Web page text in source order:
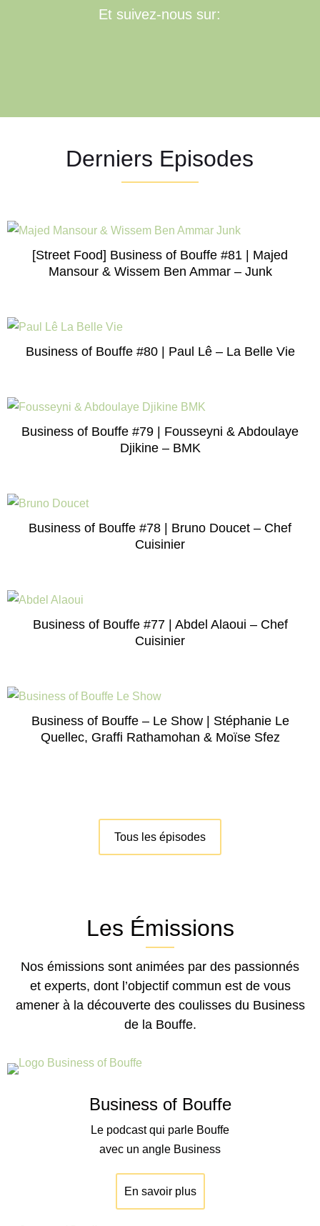
Et suivez-nous sur:
Derniers Episodes
[Street Food] Business of Bouffe #81 | Majed
Mansour & Wissem Ben Ammar – Junk
Business of Bouffe #80 | Paul Lê – La Belle Vie
Business of Bouffe #79 | Fousseyni & Abdoulaye
Djikine – BMK
Business of Bouffe #78 | Bruno Doucet – Chef
Cuisinier
Business of Bouffe #77 | Abdel Alaoui – Chef
Cuisinier
Business of Bouffe – Le Show | Stéphanie Le
Quellec, Graffi Rathamohan & Moïse Sfez
Tous les épisodes
Les Émissions
Nos émissions sont animées par des passionnés
et experts, dont l’objectif commun est de vous
amener à la découverte des coulisses du Business
de la Bouffe.
Business of Bouffe
Le podcast qui parle Bouffe
avec un angle Business
En savoir plus